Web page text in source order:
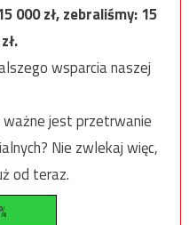
000zł, zebraliśmy:15
zł.
wsparcia naszej
jest przetrwanie
Nie zwlekaj więc,
od teraz.